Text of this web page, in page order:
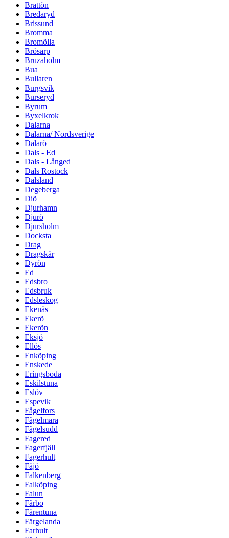
Brattön
Bredaryd
Brissund
Bromma
Bromölla
Brösarp
Bruzaholm
Bua
Bullaren
Burgsvik
Burseryd
Byrum
Byxelkrok
Dalarna
Dalarna/ Nordsverige
Dalarö
Dals - Ed
Dals - Långed
Dals Rostock
Dalsland
Degeberga
Diö
Djurhamn
Djurö
Djursholm
Docksta
Drag
Dragskär
Dyrön
Ed
Edsbro
Edsbruk
Edsleskog
Ekenäs
Ekerö
Ekerön
Eksjö
Ellös
Enköping
Enskede
Eringsboda
Eskilstuna
Eslöv
Espevik
Fågelfors
Fågelmara
Fågelsudd
Fagered
Fagerfjäll
Fagerhult
Fäjö
Falkenberg
Falköping
Falun
Fårbo
Färentuna
Färgelanda
Farhult